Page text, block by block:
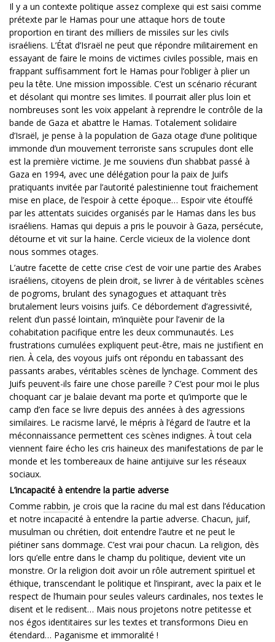
Il y a un contexte politique assez complexe qui est saisi comme
prétexte par le Hamas pour une attaque hors de toute
proportion en tirant des milliers de missiles sur les civils
israéliens. L’État d’Israël ne peut que répondre militairement en
essayant de faire le moins de victimes civiles possible, mais en
frappant suffisamment fort le Hamas pour l’obliger à plier un
peu la tête. Une mission impossible. C’est un scénario récurant
et désolant qui montre ses limites. Il pourrait aller plus loin et
nombreuses sont les voix appelant à reprendre le contrôle de la
bande de Gaza et abattre le Hamas. Totalement solidaire
d’Israël, je pense à la population de Gaza otage d’une politique
immonde d’un mouvement terroriste sans scrupules dont elle
est la première victime. Je me souviens d’un shabbat passé à
Gaza en 1994, avec une délégation pour la paix de Juifs
pratiquants invitée par l’autorité palestinienne tout fraichement
mise en place, de l’espoir à cette époque… Espoir vite étouffé
par les attentats suicides organisés par le Hamas dans les bus
israéliens. Hamas qui depuis a pris le pouvoir à Gaza, persécute,
détourne et vit sur la haine. Cercle vicieux de la violence dont
nous sommes otages.
L’autre facette de cette crise c’est de voir une partie des Arabes
israéliens, citoyens de plein droit, se livrer à de véritables scènes
de pogroms, brulant des synagogues et attaquant très
brutalement leurs voisins juifs. Ce débordement d’agressivité,
relent d’un passé lointain, m’inquiète pour l’avenir de la
cohabitation pacifique entre les deux communautés. Les
frustrations cumulées expliquent peut-être, mais ne justifient en
rien. À cela, des voyous juifs ont répondu en tabassant des
passants arabes, véritables scènes de lynchage. Comment des
Juifs peuvent-ils faire une chose pareille ? C’est pour moi le plus
choquant car je balaie devant ma porte et qu’importe que le
camp d’en face se livre depuis des années à des agressions
similaires. Le racisme larvé, le mépris à l’égard de l’autre et la
méconnaissance permettent ces scènes indignes. À tout cela
viennent faire écho les cris haineux des manifestations de par le
monde et les tombereaux de haine antijuive sur les réseaux
sociaux.
L’incapacité à entendre la partie adverse
Comme rabbin, je crois que la racine du mal est dans l’éducation
et notre incapacité à entendre la partie adverse. Chacun, juif,
musulman ou chrétien, doit entendre l’autre et ne peut le
piétiner sans dommage. C’est vrai pour chacun. La religion, dès
lors qu’elle entre dans le champ du politique, devient vite un
monstre. Or la religion doit avoir un rôle autrement spirituel et
éthique, transcendant le politique et l’inspirant, avec la paix et le
respect de l’humain pour seules valeurs cardinales, nos textes le
disent et le redisent… Mais nous projetons notre petitesse et
nos égos identitaires sur les textes et transformons Dieu en
étendard… Paganisme et immoralité !